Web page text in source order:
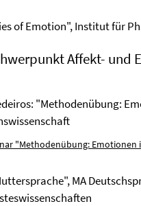
of Emotion", Institut für
Affekt- und
"Methodenübung:
"Methodenübung: Emotionen
MA